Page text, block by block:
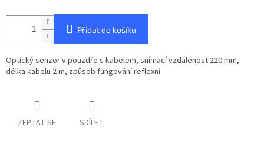
Přidat do košíku
Optický senzor v pouzdře s kabelem, snímací vzdálenost 220 mm,
délka kabelu 2 m, způsob fungování reflexní
ZEPTAT SE SDÍLET